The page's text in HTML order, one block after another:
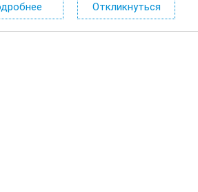
Откликнуться